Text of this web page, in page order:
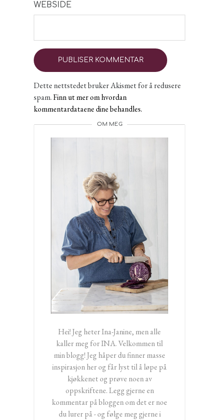
WEBSIDE
Dette nettstedet bruker Akismet for å redusere
spam.Finn ut mer om hvordan
kommentardataene dine behandles.
OM MEG
Hei! Jeg heter Ina-Janine, men alle
kaller meg for INA. Velkommen til
min blogg! Jeg håper du finner masse
inspirasjon her og får lyst til å løpe på
kjøkkenet og prøve noen av
oppskriftene. Legg gjerne en
kommentar på bloggen om det er noe
du lurer på - og følge meg gjerne i